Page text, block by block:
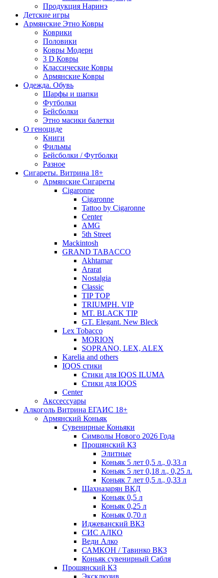
Продукция Наринэ
Детские игры
Армянские Этно Ковры
Коврики
Половики
Ковры Модерн
3 D Ковры
Классические Ковры
Армянские Ковры
Одежда. Обувь
Шарфы и шапки
Футболки
Бейсболки
Этно масики балетки
О геноциде
Книги
Фильмы
Бейсболки / Футболки
Разное
Сигареты. Витрина 18+
Армянские Сигареты
Cigaronne
Cigaronne
Tattoo by Cigaronne
Center
AMG
5th Street
Mackintosh
GRAND TABACCO
Akhtamar
Ararat
Nostalgia
Classic
TIP TOP
TRIUMPH. VIP
MT. BLACK TIP
GT. Elegant. New Bleck
Lex Tobacco
MORION
SOPRANO, LEX, ALEX
Karelia and others
IQOS стики
Стики для IQOS ILUMA
Стики для IQOS
Сenter
Акссессуары
Алкоголь Витрина ЕГАИС 18+
Армянский Коньяк
Сувенирные Коньяки
Символы Нового 2026 Года
Прошянский КЗ
Элитные
Коньяк 5 лет 0,5 л., 0,33 л
Коньяк 5 лет 0,18 л., 0,25 л.
Коньяк 7 лет 0,5 л., 0,33 л
Шахназарян ВКД
Коньяк 0,5 л
Коньяк 0,25 л
Коньяк 0,70 л
Иджеванский ВКЗ
СИС АЛКО
Веди Алко
САМКОН / Тавинко ВКЗ
Коньяк сувенирный Сабля
Прошянский КЗ
Эксклюзив